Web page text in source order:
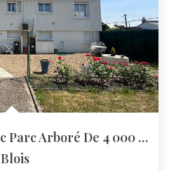
Maison Familiale Avec Parc Arboré De 4 000 M² Blois Vienne
Blois